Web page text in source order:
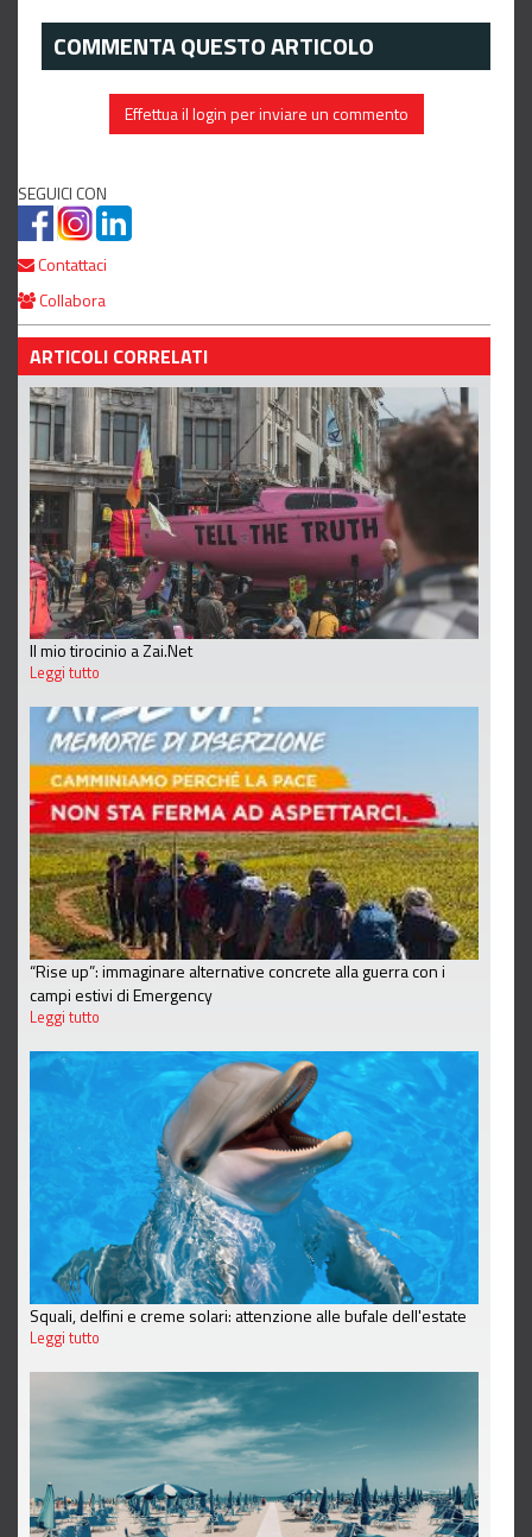
COMMENTA QUESTO ARTICOLO
Effettua il login per inviare un commento
SEGUICI CON
Contattaci
Collabora
ARTICOLI CORRELATI
Il mio tirocinio a Zai.Net
Leggi tutto
“Rise up”: immaginare alternative concrete alla guerra con i
campi estivi di Emergency
Leggi tutto
Squali, delfini e creme solari: attenzione alle bufale dell'estate
Leggi tutto